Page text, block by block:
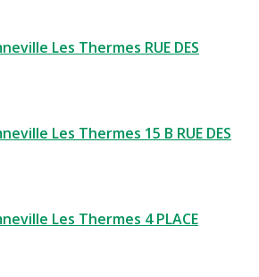
Les Thermes RUE DES
Les Thermes 15 B RUE DES
Les Thermes 4 PLACE